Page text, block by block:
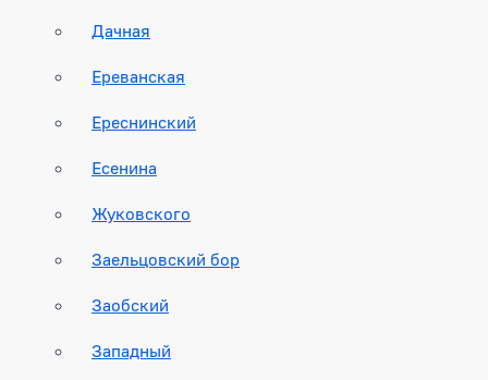
Дачная
Ереванская
Ереснинский
Есенина
Жуковского
Заельцовский бор
Заобский
Западный